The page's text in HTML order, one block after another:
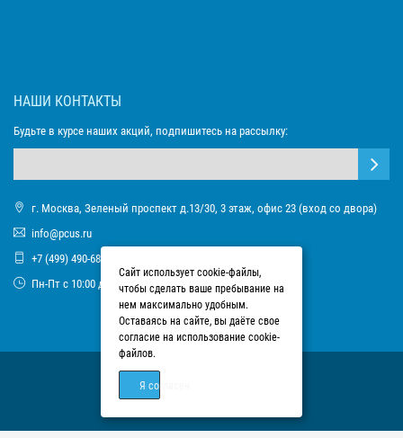
НАШИ КОНТАКТЫ
Будьте в курсе наших акций, подпишитесь на рассылку:
г. Москва, Зеленый проспект д.13/30, 3 этаж, офис 23 (вход со двора)
info@pcus.ru
+7 (499) 490-68-93
Пн-Пт с 10:00 до 17:00
Сайт использует cookie-файлы,
чтобы сделать ваше пребывание на
нем максимально удобным.
Оставаясь на сайте, вы даёте свое
согласие на использование cookie-
файлов.
Я согласен